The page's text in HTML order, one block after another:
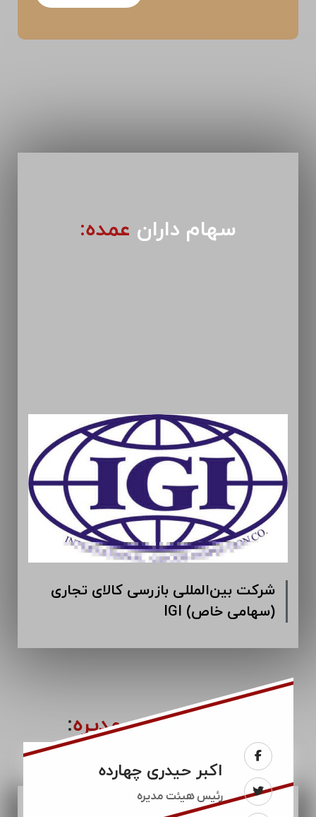
سهام داران عمده:
شرکت بین‌المللی بازرسی کالای تجاری
IGI (سهامی خاص)
هیئت مدیره:
اکبر حیدری چهارده
رئيس هیئت مدیره